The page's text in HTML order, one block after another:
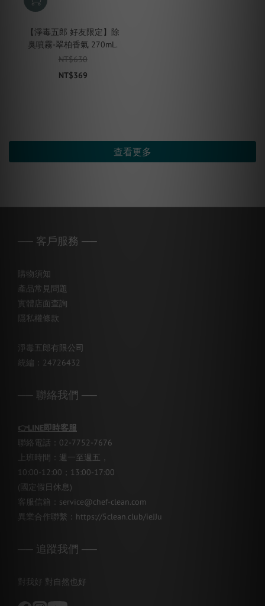
【淨毒五郎 好友限定】除
臭噴霧-翠柏香氣 270mL.
NT$630
NT$369
查看更多
── 客戶服務 ──
購物須知
產品常見問題
實體店面查詢
隱私權條款
淨毒五郎有限公司
統編：24726432
── 聯絡我們 ──
👉LINE即時客服
聯絡電話：02-7752-7676
上班時間：週一至週五，
10:00-12:00；13:00-17:00
(國定假日休息)
客服信箱：service@chef-clean.com
異業合作聯繫： https://5clean.club/ieJJu
── 追蹤我們 ──
對我好 對自然也好